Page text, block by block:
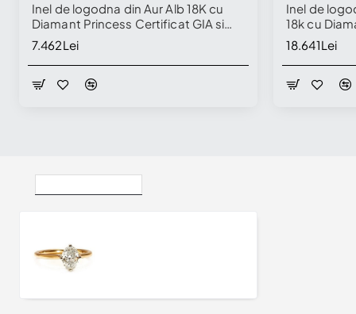
Inel de logodna din Aur Alb 18K cu
Diamant Princess Certificat GIA si
Diamante secundare - model i1731
7.462Lei
Inel de
18k cu
model i1735
18.641Lei